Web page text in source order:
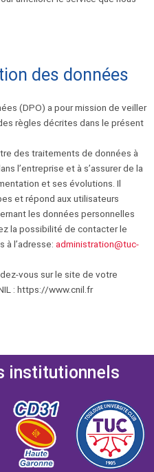
des données
(DPO) a pour mission de veiller
règles décrites dans le présent
des traitements de données à
l’entreprise et à s’assurer de la
et ses évolutions. Il
et répond aux utilisateurs
les données personnelles
la possibilité de contacter le
à l’adresse: administration@tuc-
vous sur le site de votre
: https://www.cnil.fr
institutionnels